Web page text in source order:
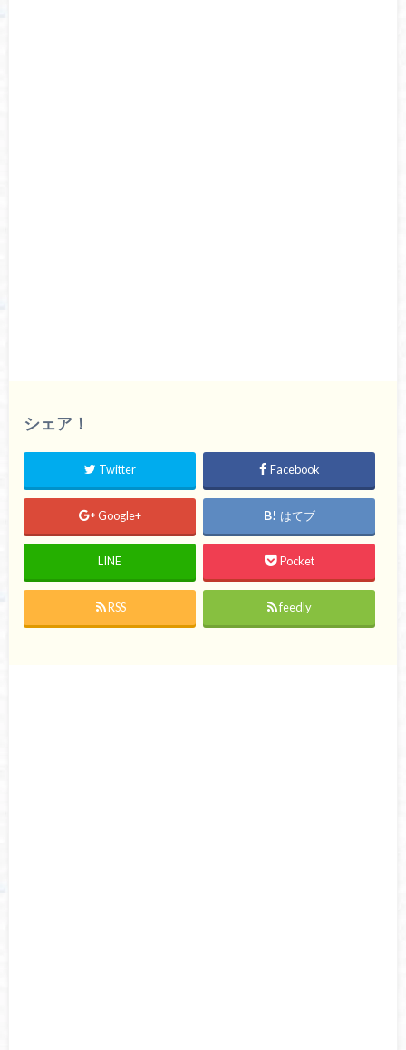
シェア！
Twitter Facebook
Google+ はてブ
LINE Pocket
RSS feedly